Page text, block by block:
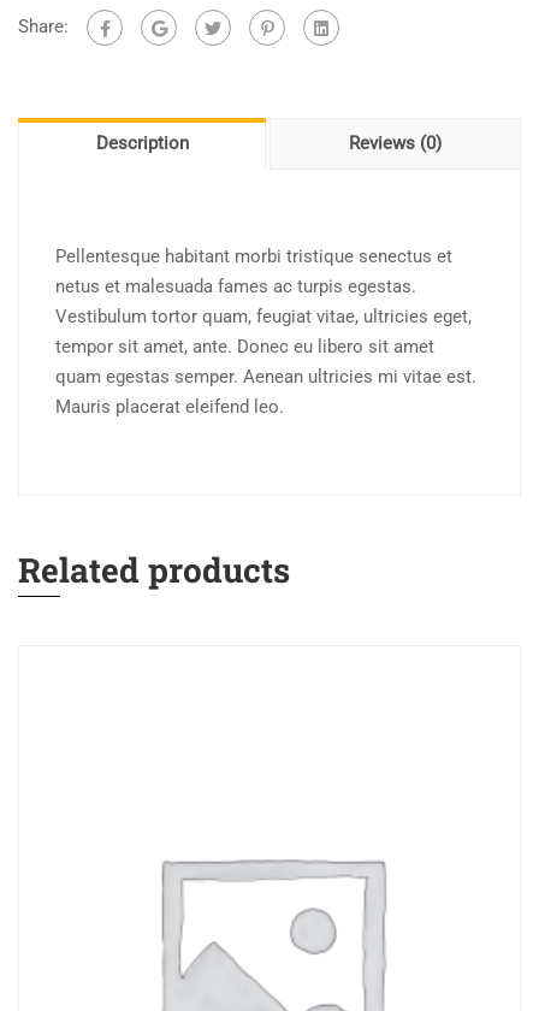
Share:
Description Reviews (0)
Pellentesque habitant morbi tristique senectus et
netus et malesuada fames ac turpis egestas.
Vestibulum tortor quam, feugiat vitae, ultricies eget,
tempor sit amet, ante. Donec eu libero sit amet
quam egestas semper. Aenean ultricies mi vitae est.
Mauris placerat eleifend leo.
Related products